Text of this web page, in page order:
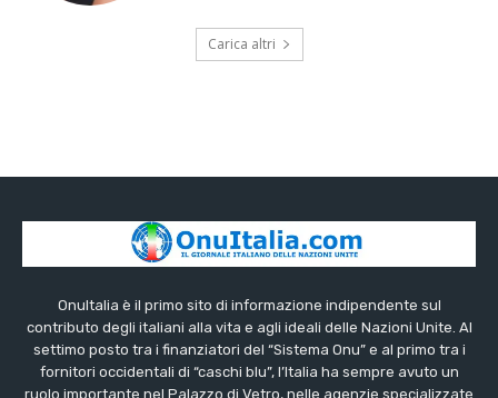
Carica altri
OnuItalia è il primo sito di informazione indipendente sul
contributo degli italiani alla vita e agli ideali delle Nazioni Unite. Al
settimo posto tra i finanziatori del “Sistema Onu” e al primo tra i
fornitori occidentali di “caschi blu”, l’Italia ha sempre avuto un
ruolo importante nel Palazzo di Vetro, nelle agenzie specializzate